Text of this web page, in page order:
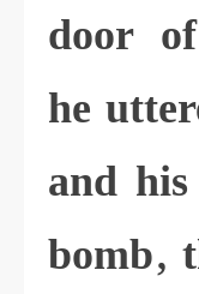
door
he
and
bomb,